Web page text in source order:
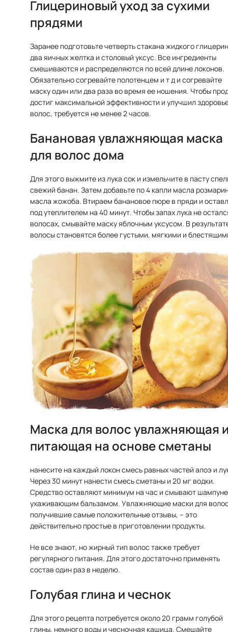
Глицериновый уход за сухими
прядями
Заранее подготовьте четверть стакана жидкого
два яичных желтка и столовый уксус. Все ингредиенты
смешиваются и распределяются по всей длине локонов.
Обязательно согревайте полотенцем и т д и согревайте
маску один или два раза во время ее ношения. Чтобы
достиг максимальной эффективности и улучшил
волос, требуется не менее 2 часов.
Банановая увлажняющая маска
для волос дома
Для этого выжмите из лука сок и измельчите в пасту
свежий банан. Затем добавьте по 4 капли масла
масла жожоба. Втираем банановое пюре в пряди и
под утеплителем на 40 минут. Чтобы запах лука не
волосах, смывайте маску яблочным уксусом. В
волосы становятся более густыми, мягкими и
Маска для волос увлажняющая
питающая на основе сметаны
нанесите на каждый локон смесь равных частей алоэ и
Через 30 минут нанести смесь сметаны и 20 мг водки.
Средство оставляют минимум на час и смывают
ухаживающим бальзамом. Увлажняющие маски для
получившие самые положительные отзывы, – это
действительно простые в приготовлении продукты.
Не все знают, но жирный тип волос также требует
регулярного питания. Для этого достаточно применять
состав один раз в неделю.
Голубая глина и чеснок
Для этого рецепта потребуется около 20 грамм голубой
глины, немного воды и чесночная кашица. Смешайте